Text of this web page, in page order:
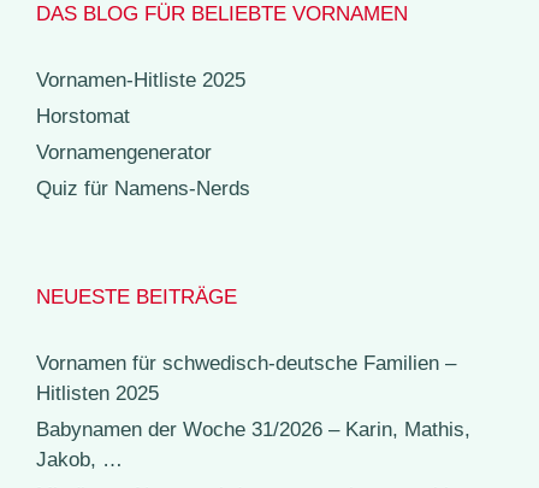
DAS BLOG FÜR BELIEBTE VORNAMEN
Vornamen-Hitliste 2025
Horstomat
Vornamengenerator
Quiz für Namens-Nerds
NEUESTE BEITRÄGE
Vornamen für schwedisch-deutsche Familien –
Hitlisten 2025
Babynamen der Woche 31/2026 – Karin, Mathis,
Jakob, …